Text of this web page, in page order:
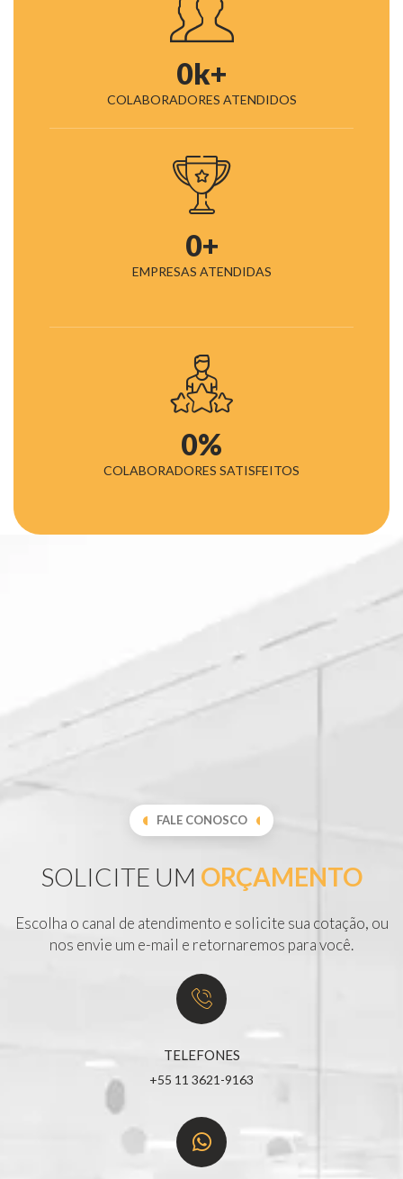
COLABORADORES ATENDIDOS
0k+
EMPRESAS ATENDIDAS
0+
COLABORADORES SATISFEITOS
0%
FALE CONOSCO
SOLICITE UM ORÇAMENTO
Escolha o canal de atendimento e solicite sua cotação, ou
nos envie um e-mail e retornaremos para você.
TELEFONES
+55 11 3621-9163